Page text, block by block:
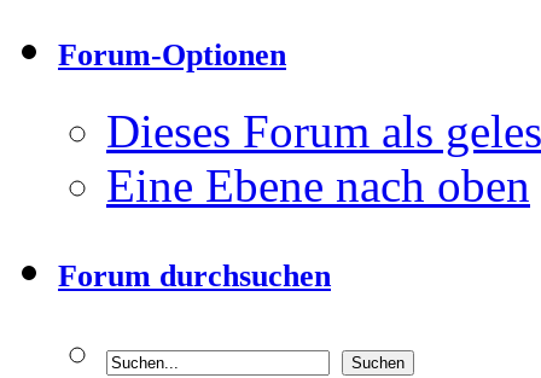
Forum-Optionen
Dieses Forum als
Eine Ebene nach oben
Forum durchsuchen